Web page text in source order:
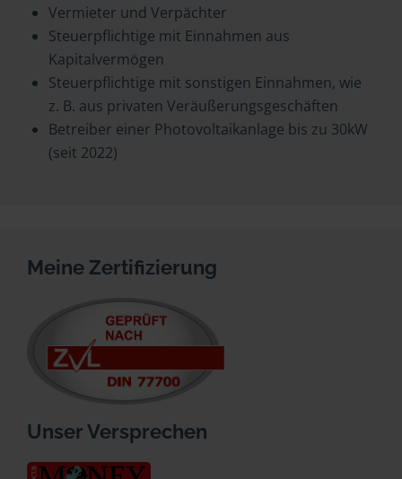
Vermieter und Verpächter
Steuerpflichtige mit Einnahmen aus
Kapitalvermögen
Steuerpflichtige mit sonstigen Einnahmen, wie
z. B. aus privaten Veräußerungsgeschäften
Betreiber einer Photovoltaikanlage bis zu 30kW
(seit 2022)
Meine Zertifizierung
Unser Versprechen